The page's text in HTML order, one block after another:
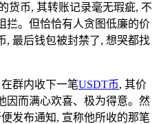
货币, 其转账记录毫无瑕疵, 不
拦。但恰恰有人贪图低廉的价
, 最后钱包被封禁了, 想哭都找
群内收下一笔USDT币, 其价
因而满心欢喜、极为得意。然
发布通知, 宣称他所收的那笔